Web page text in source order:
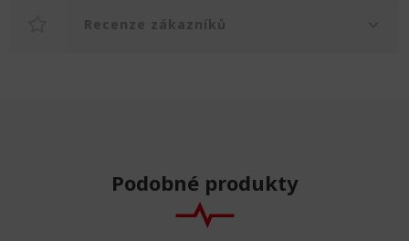
Recenze zákazníků
Podobné produkty